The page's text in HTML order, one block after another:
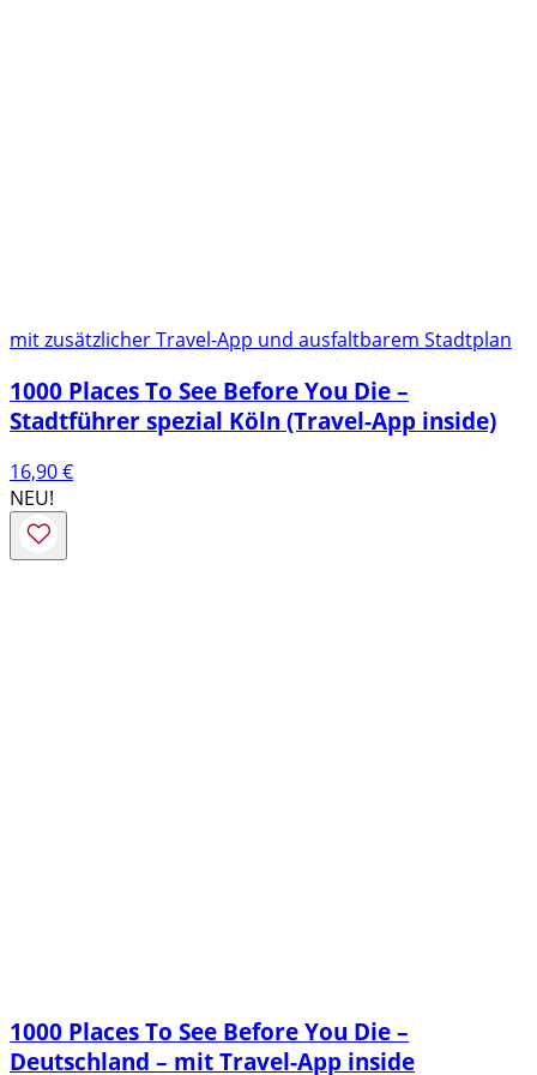
mit zusätzlicher Travel-App und ausfaltbarem Stadtplan
1000 Places To See Before You Die –
Stadtführer spezial Köln (Travel-App inside)
16,90€
NEU!
1000 Places To See Before You Die –
Deutschland – mit Travel-App inside